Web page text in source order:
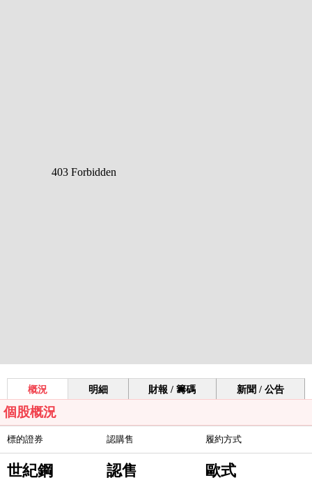
概況 明細 財報 / 籌碼 新聞 / 公告
個股概況
標的證券 認購售 履約方式
世紀鋼 認售 歐式